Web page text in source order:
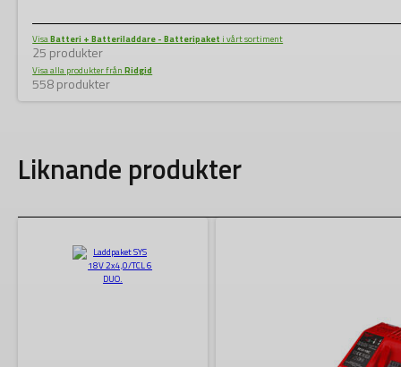
VisaBatteri + Batteriladdare - Batteripaket i vårt sortiment
25 produkter
Visa alla produkter frånRidgid
558 produkter
Liknande produkter